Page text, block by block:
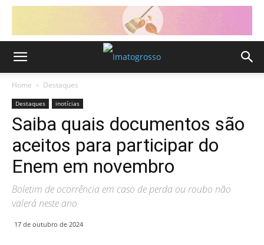
Home Destaques
Destaques inotícias
Saiba quais documentos são
aceitos para participar do
Enem em novembro
Boletim de ocorrência em caso de perda ou roubo não
valerá neste ano
17 de outubro de 2024